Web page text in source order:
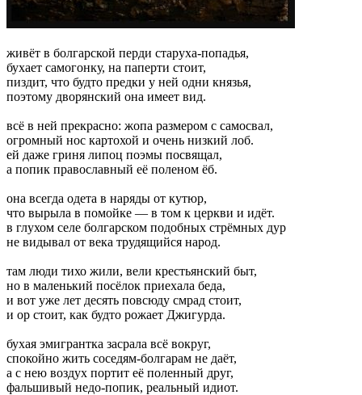
живёт в болгарской перди старуха-попадья,
бухает самогонку, на паперти стоит,
пиздит, что будто предки у ней одни князья,
поэтому дворянский она имеет вид.
всё в ней прекрасно: жопа размером с самосвал,
огромный нос картохой и очень низкий лоб.
ей даже гриня липоц поэмы посвящал,
а попик православный её поленом ёб.
она всегда одета в наряды от кутюр,
что вырыла в помойке — в том к церкви и идёт.
в глухом селе болгарском подобных стрёмных дур
не видывал от века трудящийся народ.
там люди тихо жили, вели крестьянский быт,
но в маленький посёлок приехала беда,
и вот уже лет десять повсюду смрад стоит,
и ор стоит, как будто рожает Джигурда.
бухая эмигрантка засрала всё вокруг,
спокойно жить соседям-болгарам не даёт,
а с нею воздух портит её поленный друг,
фальшивый недо-попик, реальный идиот.